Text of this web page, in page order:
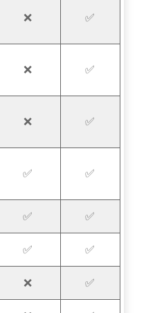
❌ ✅
❌ ✅
❌ ✅
✅ ✅
✅ ✅
✅ ✅
❌ ✅